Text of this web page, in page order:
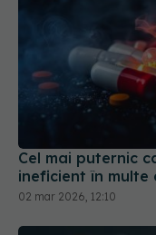
Cel mai puternic
ineficient în multe
02 mar 2026, 12:10